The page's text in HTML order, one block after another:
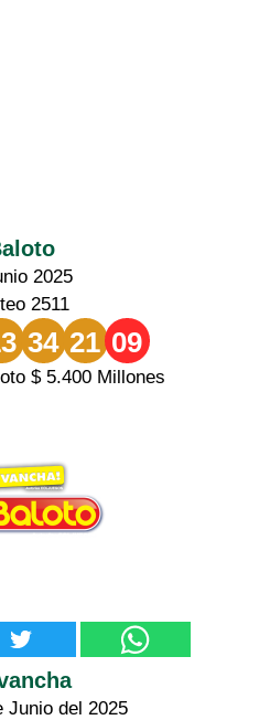
2025
2511
34 21 09
$ 5.400 Millones
Junio del 2025